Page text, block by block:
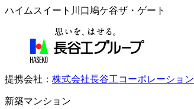
ハイムスイート川口鳩ケ谷ザ・ゲート
提携会社： 株式会社長谷工コーポレーション
新築マンション